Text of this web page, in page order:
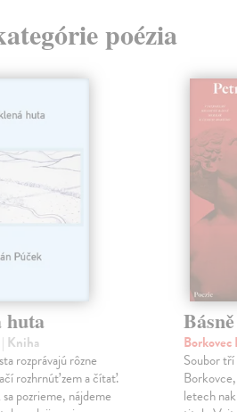
poézia
huta
| Kniha
rozprávajú rôzne
rozhrnúť zem a čítať.
pozrieme, nájdeme
Básně
Borkovec
Soubor
letech